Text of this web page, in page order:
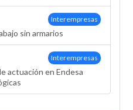
Interempresas
sin armarios
Interempresas
actuación en Endesa